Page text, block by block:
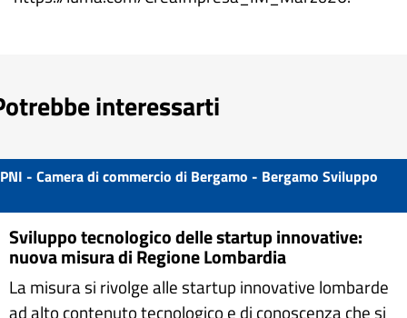
interessarti
PNI - Camera di commercio di Bergamo - Bergamo Sviluppo
Sviluppo tecnologico delle startup innovative:
nuova misura di Regione Lombardia
La misura si rivolge alle startup innovative lombarde
ad alto contenuto tecnologico e di conoscenza che si